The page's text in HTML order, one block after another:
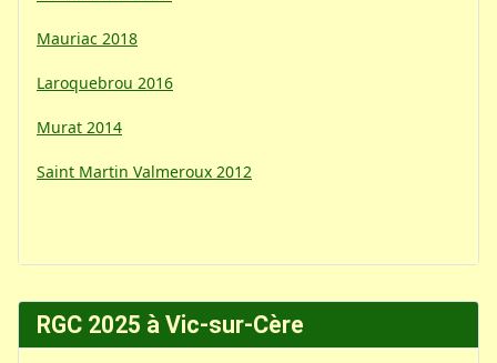
RGC 2025 à Vic-sur-Cère
Mauriac 2018
Laroquebrou 2016
Murat 2014
Saint Martin Valmeroux 2012